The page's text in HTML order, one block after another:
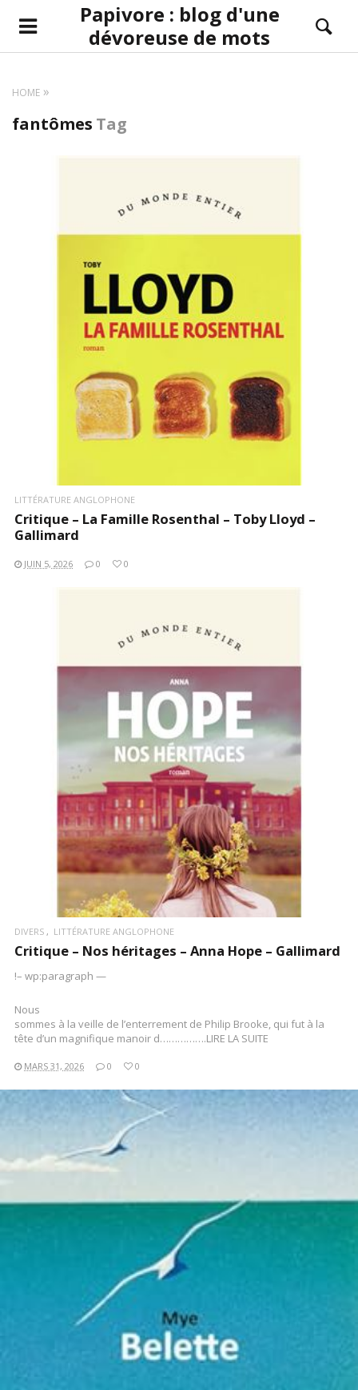
Papivore : blog d'une
dévoreuse de mots
HOME
fantômes Tag
LIRE LA SUITE
LITTÉRATURE ANGLOPHONE
Critique – La Famille Rosenthal – Toby Lloyd –
Gallimard
JUIN 5, 2026 0 0
LIRE LA SUITE
DIVERS LITTÉRATURE ANGLOPHONE
Critique – Nos héritages – Anna Hope – Gallimard
!– wp:paragraph —
Nous
sommes à la veille de l’enterrement de Philip Brooke, qui fut à la
tête d’un magnifique manoir d…………….LIRE LA SUITE
MARS 31, 2026 0 0
LIRE LA SUITE